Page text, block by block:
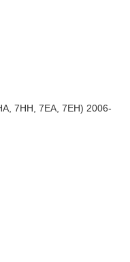
7HH, 7EA, 7EH) 2006-